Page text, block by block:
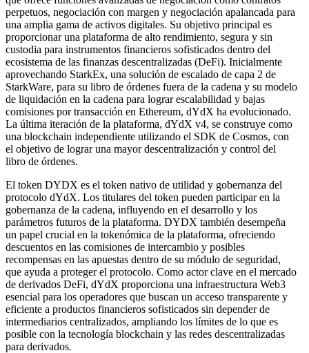
perpetuos, negociación con margen y negociación apalancada para
una amplia gama de activos digitales. Su objetivo principal es
proporcionar una plataforma de alto rendimiento, segura y sin
custodia para instrumentos financieros sofisticados dentro del
ecosistema de las finanzas descentralizadas (DeFi). Inicialmente
aprovechando StarkEx, una solución de escalado de capa 2 de
StarkWare, para su libro de órdenes fuera de la cadena y su modelo
de liquidación en la cadena para lograr escalabilidad y bajas
comisiones por transacción en Ethereum, dYdX ha evolucionado.
La última iteración de la plataforma, dYdX v4, se construye como
una blockchain independiente utilizando el SDK de Cosmos, con
el objetivo de lograr una mayor descentralización y control del
libro de órdenes.
El token DYDX es el token nativo de utilidad y gobernanza del
protocolo dYdX. Los titulares del token pueden participar en la
gobernanza de la cadena, influyendo en el desarrollo y los
parámetros futuros de la plataforma. DYDX también desempeña
un papel crucial en la tokenómica de la plataforma, ofreciendo
descuentos en las comisiones de intercambio y posibles
recompensas en las apuestas dentro de su módulo de seguridad,
que ayuda a proteger el protocolo. Como actor clave en el mercado
de derivados DeFi, dYdX proporciona una infraestructura Web3
esencial para los operadores que buscan un acceso transparente y
eficiente a productos financieros sofisticados sin depender de
intermediarios centralizados, ampliando los límites de lo que es
posible con la tecnología blockchain y las redes descentralizadas
para derivados.